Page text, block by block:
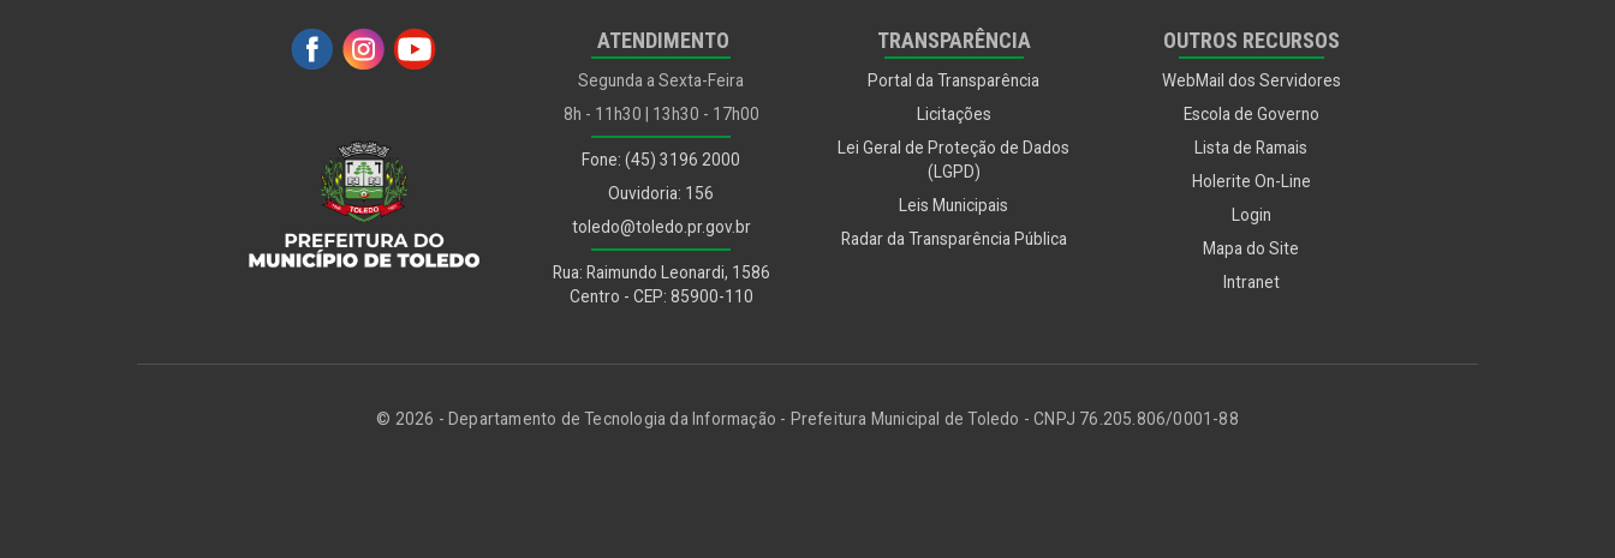
ATENDIMENTO
Segunda a Sexta-Feira
8h - 11h30 | 13h30 - 17h00
Fone: (45) 3196 2000
Ouvidoria: 156
toledo@toledo.pr.gov.br
Rua: Raimundo Leonardi, 1586
Centro - CEP: 85900-110
TRANSPARÊNCIA
Portal da Transparência
Licitações
Lei Geral de Proteção de Dados
(LGPD)
Leis Municipais
Radar da Transparência Pública
OUTROS RECURSOS
WebMail dos Servidores
Escola de Governo
Lista de Ramais
Holerite On-Line
Login
Mapa do Site
Intranet
© 2026 - Departamento de Tecnologia da Informação - Prefeitura Municipal de Toledo - CNPJ 76.205.806/0001-88